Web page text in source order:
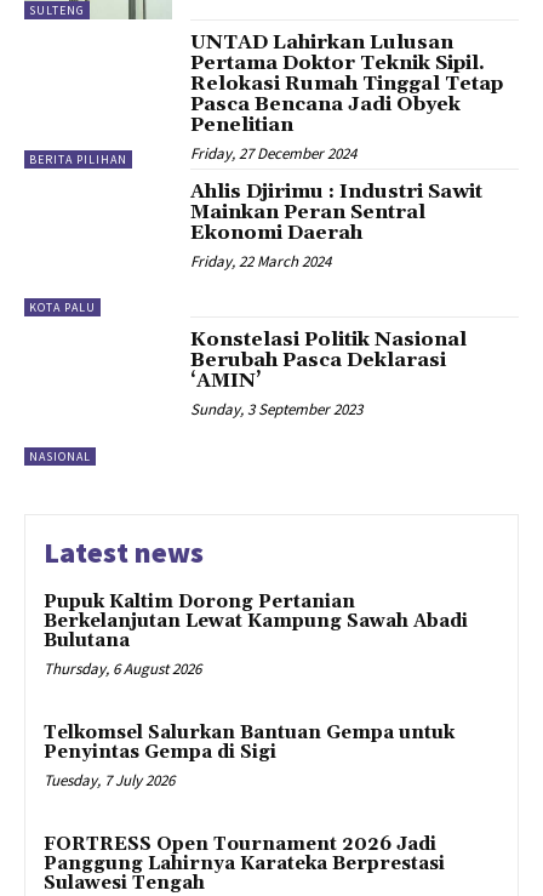
SULTENG
BERITA PILIHAN
UNTAD Lahirkan Lulusan
Pertama Doktor Teknik Sipil.
Relokasi Rumah Tinggal Tetap
Pasca Bencana Jadi Obyek
Penelitian
Friday, 27 December 2024
KOTA PALU
Ahlis Djirimu : Industri Sawit
Mainkan Peran Sentral
Ekonomi Daerah
Friday, 22 March 2024
NASIONAL
Konstelasi Politik Nasional
Berubah Pasca Deklarasi
‘AMIN’
Sunday, 3 September 2023
Latest news
Pupuk Kaltim Dorong Pertanian
Berkelanjutan Lewat Kampung Sawah Abadi
Bulutana
Thursday, 6 August 2026
Telkomsel Salurkan Bantuan Gempa untuk
Penyintas Gempa di Sigi
Tuesday, 7 July 2026
FORTRESS Open Tournament 2026 Jadi
Panggung Lahirnya Karateka Berprestasi
Sulawesi Tengah